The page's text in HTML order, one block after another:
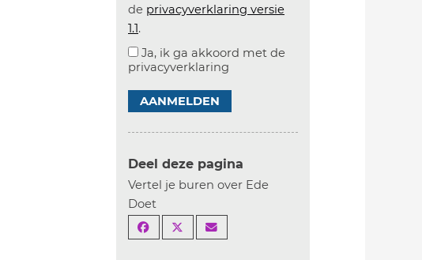
de privacyverklaring versie
1.1.
Ja, ik ga akkoord met de
privacyverklaring
AANMELDEN
Deel deze pagina
Vertel je buren over Ede
Doet